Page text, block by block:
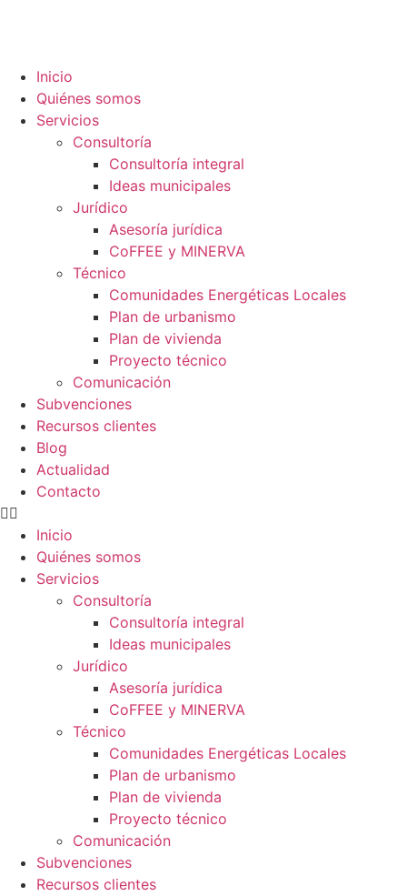
Inicio
Quiénes somos
Servicios
Consultoría
Consultoría integral
Ideas municipales
Jurídico
Asesoría jurídica
CoFFEE y MINERVA
Técnico
Comunidades Energéticas Locales
Plan de urbanismo
Plan de vivienda
Proyecto técnico
Comunicación
Subvenciones
Recursos clientes
Blog
Actualidad
Contacto
Inicio
Quiénes somos
Servicios
Consultoría
Consultoría integral
Ideas municipales
Jurídico
Asesoría jurídica
CoFFEE y MINERVA
Técnico
Comunidades Energéticas Locales
Plan de urbanismo
Plan de vivienda
Proyecto técnico
Comunicación
Subvenciones
Recursos clientes